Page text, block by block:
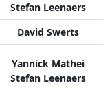
Stefan Leenaers
David Swerts
Yannick Mathei
Stefan Leenaers